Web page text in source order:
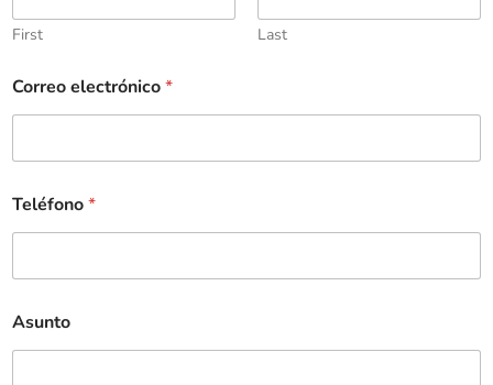
First Last
Correo electrónico*
Teléfono*
Asunto